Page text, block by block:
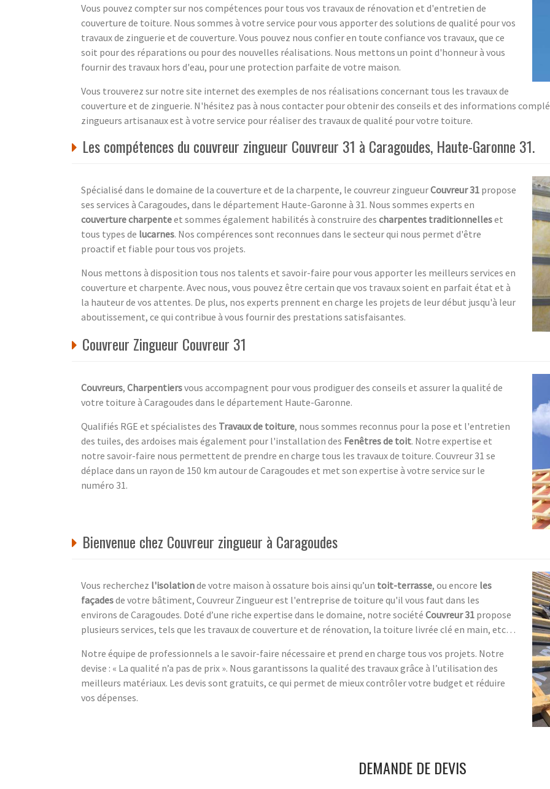
Vous pouvez compter sur nos compétences pour tous vos travaux de rénovation et d'entretien de
couverture de toiture. Nous sommes à votre service pour vous apporter des solutions de qualité pour vos
travaux de zinguerie et de couverture. Vous pouvez nous confier en toute confiance vos travaux, que ce
soit pour des réparations ou pour des nouvelles réalisations. Nous mettons un point d'honneur à vous
fournir des travaux hors d'eau, pour une protection parfaite de votre maison.
Vous trouverez sur notre site internet des exemples de nos réalisations concernant tous les travaux de
couverture et de zinguerie. N'hésitez pas à nous contacter pour obtenir des conseils et des informations
zingueurs artisanaux est à votre service pour réaliser des travaux de qualité pour votre toiture.
Les compétences du couvreur zingueur Couvreur 31 à Caragoudes, Haute-Garonne 31.
Spécialisé dans le domaine de la couverture et de la charpente, le couvreur zingueurCouvreur 31 propose
ses services à Caragoudes, dans le département Haute-Garonne à 31. Nous sommes experts en
couverture charpenteet sommes également habilités à construire des charpentes traditionnelleset
tous types de lucarnes. Nos compérences sont reconnues dans le secteur qui nous permet d'être
proactif et fiable pour tous vos projets.
Nous mettons à disposition tous nos talents et savoir-faire pour vous apporter les meilleurs services en
couverture et charpente. Avec nous, vous pouvez être certain que vos travaux soient en parfait état et à
la hauteur de vos attentes. De plus, nos experts prennent en charge les projets de leur début jusqu'à leur
aboutissement, ce qui contribue à vous fournir des prestations satisfaisantes.
Couvreur Zingueur Couvreur 31
Couvreurs, Charpentiersvous accompagnent pour vous prodiguer des conseils et assurer la qualité de
votre toiture à Caragoudes dans le département Haute-Garonne.
Qualifiés RGE et spécialistes des Travaux de toiture, nous sommes reconnus pour la pose et l'entretien
des tuiles, des ardoises mais également pour l'installation des Fenêtres de toit. Notre expertise et
notre savoir-faire nous permettent de prendre en charge tous les travaux de toiture. Couvreur 31 se
déplace dans un rayon de 150 km autour de Caragoudes et met son expertise à votre service sur le
numéro 31.
Bienvenue chez Couvreur zingueur à Caragoudes
Vous recherchez l'isolationde votre maison à ossature bois ainsi qu’un toit-terrasse, ou encore les
façadesde votre bâtiment, Couvreur Zingueur est l'entreprise de toiture qu'il vous faut dans les
environs de Caragoudes. Doté d’une riche expertise dans le domaine, notre société Couvreur 31 propose
plusieurs services, tels que les travaux de couverture et de rénovation, la toiture livrée clé en main, etc…
Notre équipe de professionnels a le savoir-faire nécessaire et prend en charge tous vos projets. Notre
devise : « La qualité n’a pas de prix ». Nous garantissons la qualité des travaux grâce à l’utilisation des
meilleurs matériaux. Les devis sont gratuits, ce qui permet de mieux contrôler votre budget et réduire
vos dépenses.
DEMANDE DE DEVIS